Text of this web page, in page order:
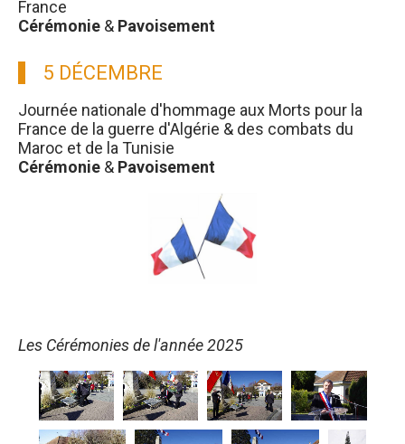
France
Cérémonie & Pavoisement
5 DÉCEMBRE
Journée nationale d'hommage aux Morts pour la
France de la guerre d'Algérie & des combats du
Maroc et de la Tunisie
Cérémonie & Pavoisement
Les Cérémonies de l'année 2025